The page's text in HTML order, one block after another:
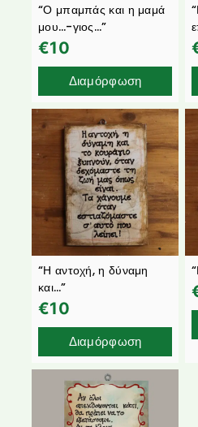
“Ο μπαμπάς και η μαμά
μου…-γιος…”
€10
Διαμόρφωση
“Η αντοχή, η δύναμη
και…”
€10
Διαμόρφωση